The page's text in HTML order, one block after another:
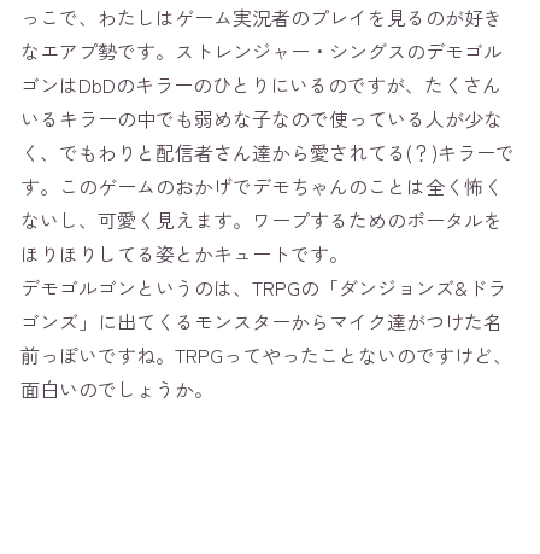
っこで、わたしはゲーム実況者のプレイを見るのが好き
なエアプ勢です。ストレンジャー・シングスのデモゴル
ゴンはDbDのキラーのひとりにいるのですが、たくさん
いるキラーの中でも弱めな子なので使っている人が少な
く、でもわりと配信者さん達から愛されてる(？)キラーで
す。このゲームのおかげでデモちゃんのことは全く怖く
ないし、可愛く見えます。ワープするためのポータルを
ほりほりしてる姿とかキュートです。
デモゴルゴンというのは、TRPGの「ダンジョンズ&ドラ
ゴンズ」に出てくるモンスターからマイク達がつけた名
前っぽいですね。TRPGってやったことないのですけど、
面白いのでしょうか。